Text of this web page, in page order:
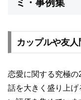
ミ・事例集
カップルや友
恋愛に関する究極
話を大きく盛り上